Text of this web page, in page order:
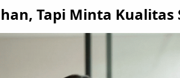
Tapi Minta Kualitas